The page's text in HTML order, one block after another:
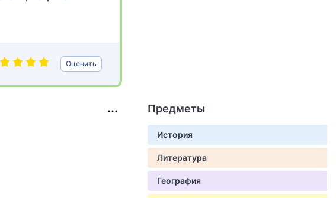
Оценить
Предметы
История
Литература
География